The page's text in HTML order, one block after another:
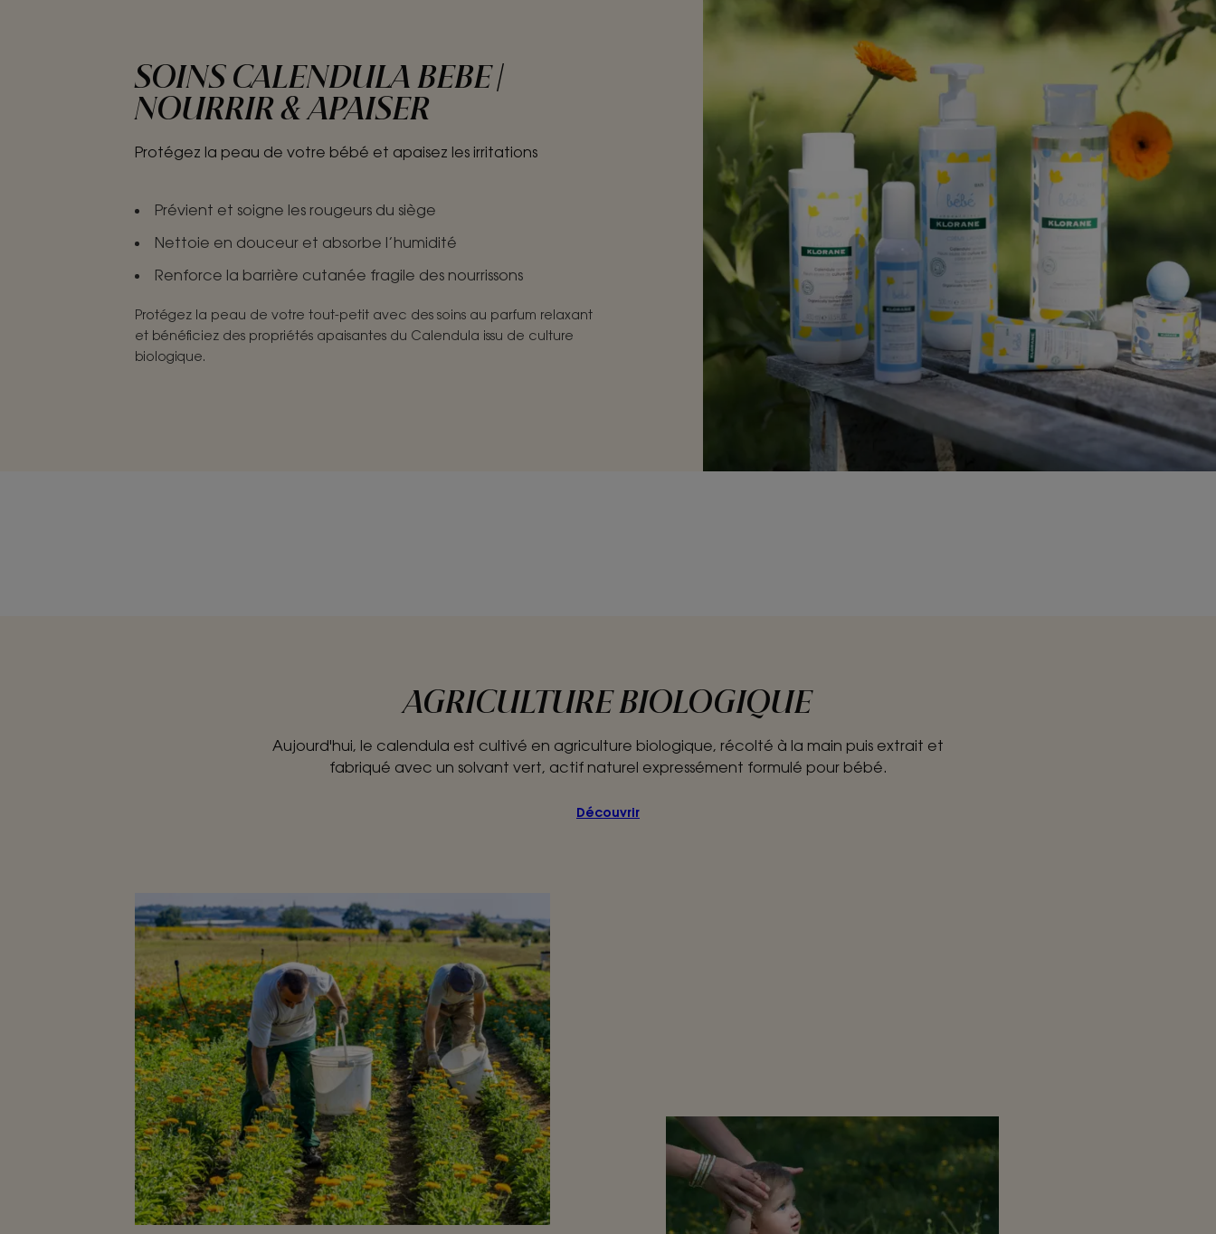
SOINS CALENDULA BEBE |
NOURRIR & APAISER
Protégez la peau de votre bébé et apaisez les irritations
Prévient et soigne les rougeurs du siège
Nettoie en douceur et absorbe l’humidité
Renforce la barrière cutanée fragile des nourrissons
Protégez la peau de votre tout-petit avec des soins au parfum relaxant
et bénéficiez des propriétés apaisantes du Calendula issu de culture
biologique.
AGRICULTURE BIOLOGIQUE
Aujourd'hui, le calendula est cultivé en agriculture biologique, récolté à la main puis extrait et
fabriqué avec un solvant vert, actif naturel expressément formulé pour bébé.
Découvrir